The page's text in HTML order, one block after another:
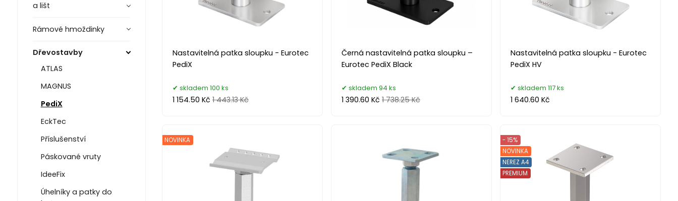
a lišt
Rámové hmoždinky
Dřevostavby
ATLAS
MAGNUS
PediX
EckTec
Příslušenství
Páskované vruty
IdeeFix
Úhelníky a patky do
Nastavitelná patka sloupku - Eurotec
PediX
skladem 100 ks
1 154.50 Kč 1 443.13 Kč
Černá nastavitelná patka sloupku –
Eurotec PediX Black
skladem 94 ks
1 390.60 Kč 1 738.25 Kč
Nastavitelná patka sloupku - Eurotec
PediX HV
skladem 117 ks
1 640.60 Kč
NOVINKA
- 15%
NOVINKA
NEREZ A4
PREMIUM